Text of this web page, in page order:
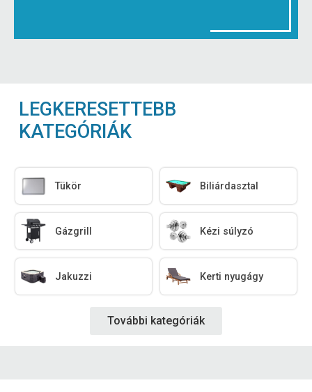
LEGKERESETTEBB
KATEGÓRIÁK
Tükör Biliárdasztal
Gázgrill Kézi súlyzó
Jakuzzi Kerti nyugágy
További kategóriák